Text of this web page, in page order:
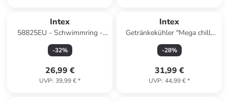
Intex
58825EU - Schwimmring -
River Run 1 (Ø135 cm) in
mehrfarbig
-32%
26,99 €
UVP: 39,99 €*
Intex
Getränkekühler "Mega chill"
mit Zubehör in Blau
-28%
31,99 €
UVP: 44,99 €*